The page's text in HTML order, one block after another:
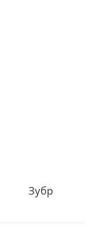
Зубр